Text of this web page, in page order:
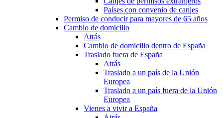
Países con convenio de canjes
Permiso de conducir para mayores de 65 años
Cambio de domicilio
Atrás
Cambio de domicilio dentro de España
Traslado fuera de España
Atrás
Traslado a un país de la Unión
Europea
Traslado a un país fuera de la Unión
Europea
Vienes a vivir a España